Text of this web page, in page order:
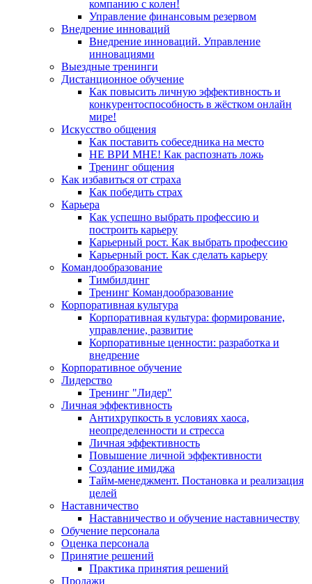
компанию с колен!
Управление финансовым резервом
Внедрение инноваций
Внедрение инноваций. Управление
инновациями
Выездные тренинги
Дистанционное обучение
Как повысить личную эффективность и
конкурентоспособность в жёстком онлайн
мире!
Искусство общения
Как поставить собеседника на место
НЕ ВРИ МНЕ! Как распознать ложь
Тренинг общения
Как избавиться от страха
Как победить страх
Карьера
Как успешно выбрать профессию и
построить карьеру
Карьерный рост. Как выбрать профессию
Карьерный рост. Как сделать карьеру
Командообразование
Тимбилдинг
Тренинг Командообразование
Корпоративная культура
Корпоративная культура: формирование,
управление, развитие
Корпоративные ценности: разработка и
внедрение
Корпоративное обучение
Лидерство
Тренинг "Лидер"
Личная эффективность
Антихрупкость в условиях хаоса,
неопределенности и стресса
Личная эффективность
Повышение личной эффективности
Создание имиджа
Тайм-менеджмент. Постановка и реализация
целей
Наставничество
Наставничество и обучение наставничеству
Обучение персонала
Оценка персонала
Принятие решений
Практика принятия решений
Продажи